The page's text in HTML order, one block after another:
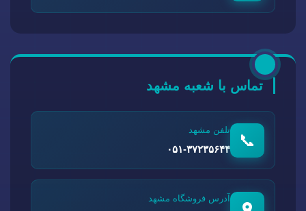
تماس با شعبه مشهد
📞
تلفن مشهد
۰۵۱-۳۷۲۳۵۶۴۴
آدرس فروشگاه مشهد